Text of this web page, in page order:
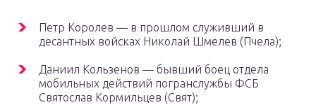
Петр Королев — в прошлом служивший в
десантных войсках Николай Шмелев (Пчела);
Даниил Кользенов — бывший боец отдела
мобильных действий погранслужбы ФСБ
Святослав Кормильцев (Свят);